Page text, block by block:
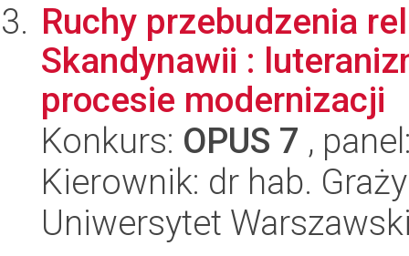
Ruchy przebudzenia
Skandynawii :
procesie modernizacji
Konkurs: OPUS 7 ,
Kierownik: dr hab.
Uniwersytet